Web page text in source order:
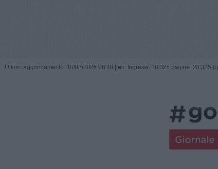
Ultimo aggiornamento: 10/08/2026 08:48 | ieri: Ingressi: 18.325 pagine: 28.325